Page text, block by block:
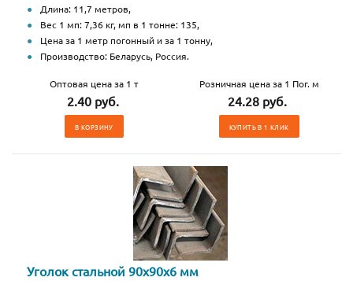
Длина: 11,7 метров,
Вес 1 мп: 7,36 кг, мп в 1 тонне: 135,
Цена за 1 метр погонный и за 1 тонну,
Производство: Беларусь, Россия.
Оптовая цена за 1 т
2.40 руб.
В КОРЗИНУ
Розничная цена за 1 Пог. м
24.28 руб.
КУПИТЬ В 1 КЛИК
Уголок стальной 90х90х6 мм